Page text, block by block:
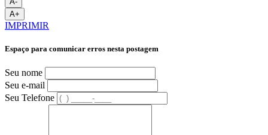
A+
IMPRIMIR
Espaço para comunicar erros nesta postagem
Seu nome
Seu e-mail
Seu Telefone